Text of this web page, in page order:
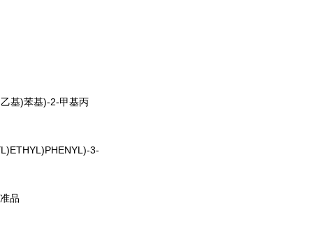
基)苯基)-2-甲基丙
3-
品